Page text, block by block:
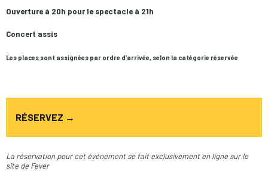
Ouverture à 20h pour le spectacle à 21h
Concert assis
Les places sont assignées par ordre d’arrivée, selon la catégorie réservée
RÉSERVEZ →
La réservation pour cet événement se fait exclusivement en ligne sur le
site de Fever